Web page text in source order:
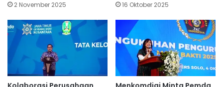
2 November 2025 16 Oktober 2025